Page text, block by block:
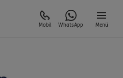
Mobil WhatsApp Menü